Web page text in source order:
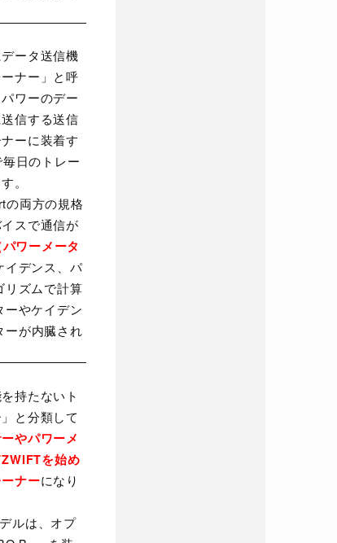
ータ送信機
ナー」と呼
ワーのデー
信する送信
ーに装着す
日のトレー
。
両方の規格
スで通信が
ワーメータ
イデンス、パ
リズムで計算
ーやケイデン
ーが内臓され
持たないト
と分類して
やパワーメ
を始め
ナーになり
ルは、オプ